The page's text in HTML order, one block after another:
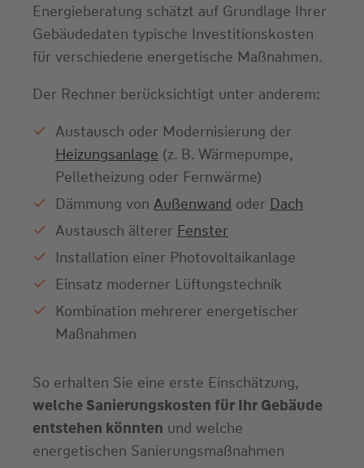
Energieberatung schätzt auf Grundlage Ihrer
Gebäudedaten typische Investitionskosten
für verschiedene energetische Maßnahmen.
Der Rechner berücksichtigt unter anderem:
Austausch oder Modernisierung der
Heizungsanlage (z. B. Wärmepumpe,
Pelletheizung oder Fernwärme)
Dämmung von Außenwand oder Dach
Austausch älterer Fenster
Installation einer Photovoltaikanlage
Einsatz moderner Lüftungstechnik
Kombination mehrerer energetischer
Maßnahmen
So erhalten Sie eine erste Einschätzung,
welche Sanierungskosten für Ihr Gebäude
entstehen könnten und welche
energetischen Sanierungsmaßnahmen